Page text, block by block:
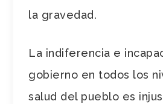
la gravedad.
La indiferencia e
gobierno en todos los
salud del pueblo es